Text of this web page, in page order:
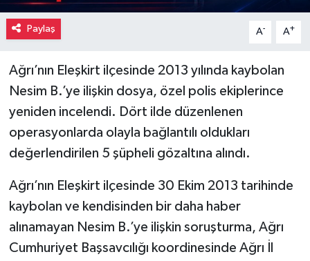
Paylaş A- A+
Ağrı’nın Eleşkirt ilçesinde 2013 yılında kaybolan
Nesim B.’ye ilişkin dosya, özel polis ekiplerince
yeniden incelendi. Dört ilde düzenlenen
operasyonlarda olayla bağlantılı oldukları
değerlendirilen 5 şüpheli gözaltına alındı.
Ağrı’nın Eleşkirt ilçesinde 30 Ekim 2013 tarihinde
kaybolan ve kendisinden bir daha haber
alınamayan Nesim B.’ye ilişkin soruşturma, Ağrı
Cumhuriyet Başsavcılığı koordinesinde Ağrı İl